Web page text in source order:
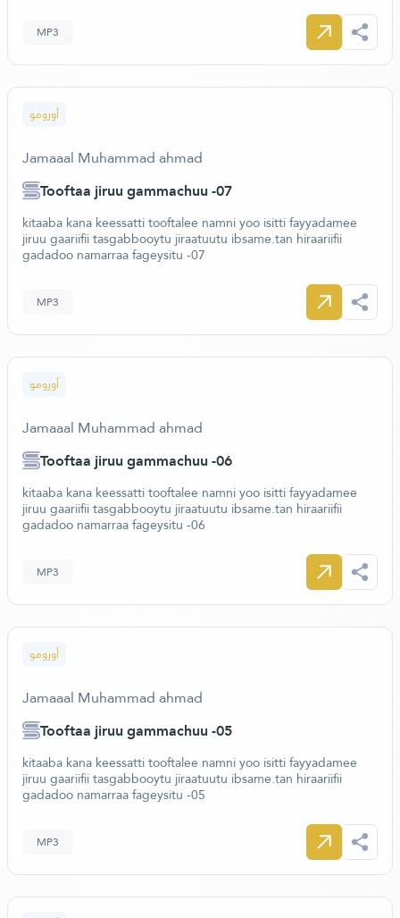
MP3
أورومو
Jamaaal Muhammad ahmad
Tooftaa jiruu gammachuu -07
kitaaba kana keessatti tooftalee namni yoo isitti fayyadamee
jiruu gaariifii tasgabbooytu jiraatuutu ibsame.tan hiraariifii
gadadoo namarraa fageysitu -07
MP3
أورومو
Jamaaal Muhammad ahmad
Tooftaa jiruu gammachuu -06
kitaaba kana keessatti tooftalee namni yoo isitti fayyadamee
jiruu gaariifii tasgabbooytu jiraatuutu ibsame.tan hiraariifii
gadadoo namarraa fageysitu -06
MP3
أورومو
Jamaaal Muhammad ahmad
Tooftaa jiruu gammachuu -05
kitaaba kana keessatti tooftalee namni yoo isitti fayyadamee
jiruu gaariifii tasgabbooytu jiraatuutu ibsame.tan hiraariifii
gadadoo namarraa fageysitu -05
MP3